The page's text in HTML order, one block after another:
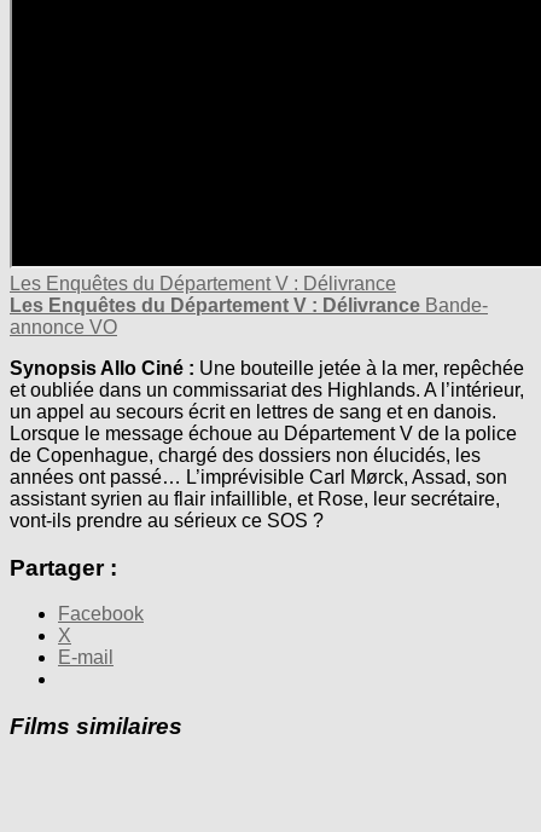
Les Enquêtes du Département V : Délivrance
Les Enquêtes du Département V : Délivrance Bande-
annonce VO
Synopsis Allo Ciné : Une bouteille jetée à la mer, repêchée
et oubliée dans un commissariat des Highlands. A l’intérieur,
un appel au secours écrit en lettres de sang et en danois.
Lorsque le message échoue au Département V de la police
de Copenhague, chargé des dossiers non élucidés, les
années ont passé… L’imprévisible Carl Mørck, Assad, son
assistant syrien au flair infaillible, et Rose, leur secrétaire,
vont-ils prendre au sérieux ce SOS ?
Partager :
Facebook
X
E-mail
Films similaires